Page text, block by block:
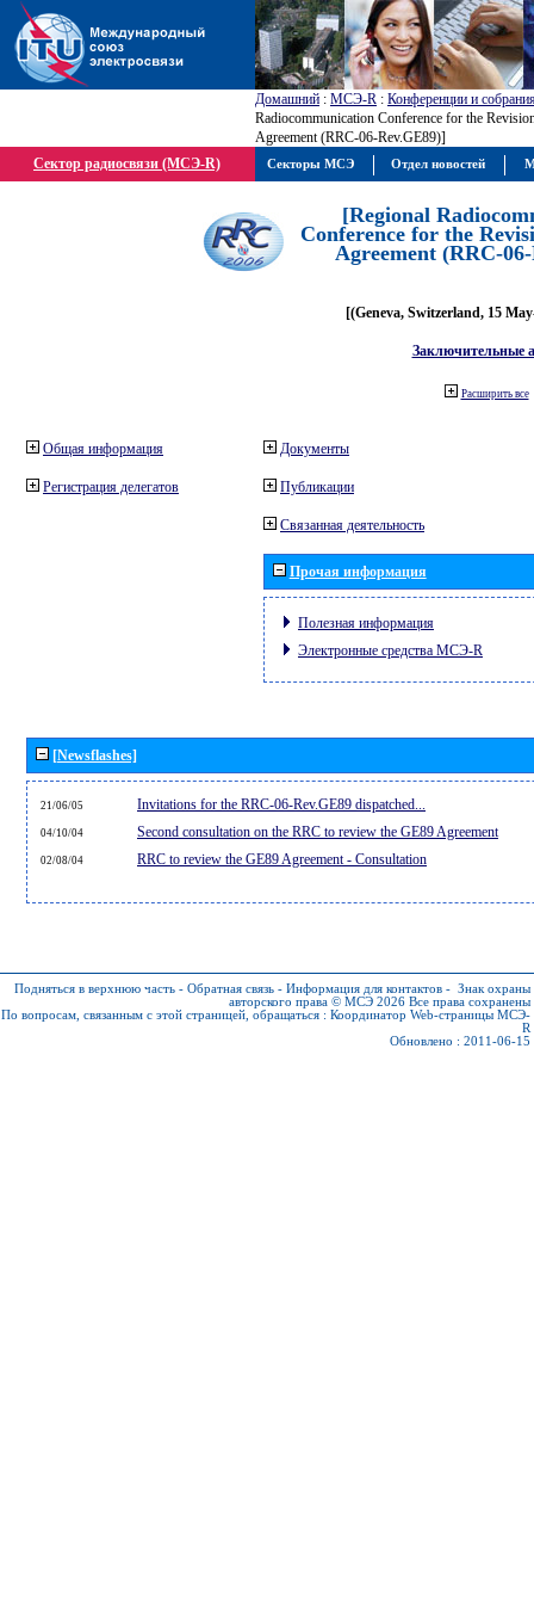
Домашний : МСЭ-R : Конференции и
Radiocommunication Conference for the
Agreement (RRC-06-Rev.GE89)]
Сектор радиосвязи (МСЭ-R)
[Regional
Conference for the
Agreement (RRC-
[(Geneva, Switzerland, 15
Заключительные
Расширить все
Общая информация
Регистрация делегатов
Документы
Публикации
Связанная деятельность
Прочая информация
Полезная информация
Электронные средства МСЭ-R
[Newsflashes]
21/06/05 Invitations for the RRC-06-Rev.GE89 dispatched...
04/10/04 Second consultation on the RRC to review the GE89 Agreement
02/08/04 RRC to review the GE89 Agreement - Consultation
Подняться в верхнюю часть - Обратная связь - Информация для контактов - Знак охраны
авторского права © МСЭ 2026 Все права сохранены
По вопросам, связанным с этой страницей, обращаться : Координатор Web-страницы МСЭ-
R
Обновлено : 2011-06-15
Секторы МСЭ Отдел новостей